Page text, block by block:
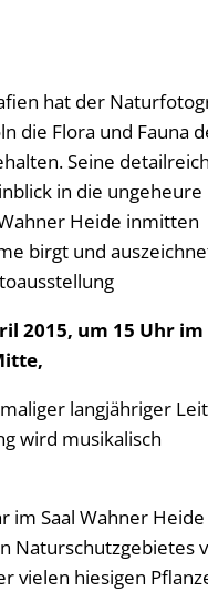
hat der
die Flora und Fauna
Seine
in die ungeheure
Heide inmitten
birgt und
2015, um 15 Uhr im
langjähriger
wird musikalisch
im Saal Wahner Heide
Naturschutzgebietes
vielen hiesigen